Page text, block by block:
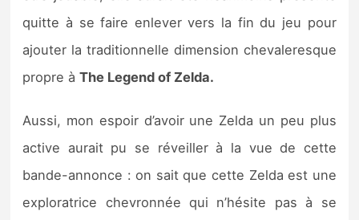
quitte à se faire enlever vers la fin du jeu pour
ajouter la traditionnelle dimension chevaleresque
propre àThe Legend of Zelda.
Aussi, mon espoir d’avoir une Zelda un peu plus
active aurait pu se réveiller à la vue de cette
bande-annonce : on sait que cette Zelda est une
exploratrice chevronnée qui n’hésite pas à se